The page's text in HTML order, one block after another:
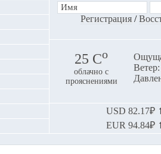
Регистрация/
25 Сo
облачно с
прояснениями
USD 82.17₽
EUR 94.84₽